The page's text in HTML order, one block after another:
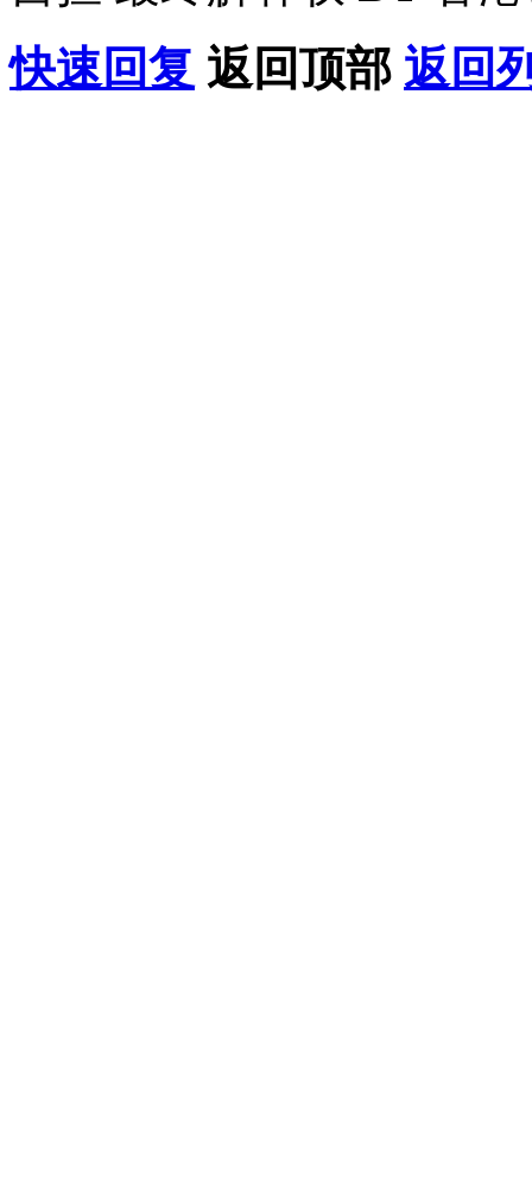
快速回复 返回顶部 返回